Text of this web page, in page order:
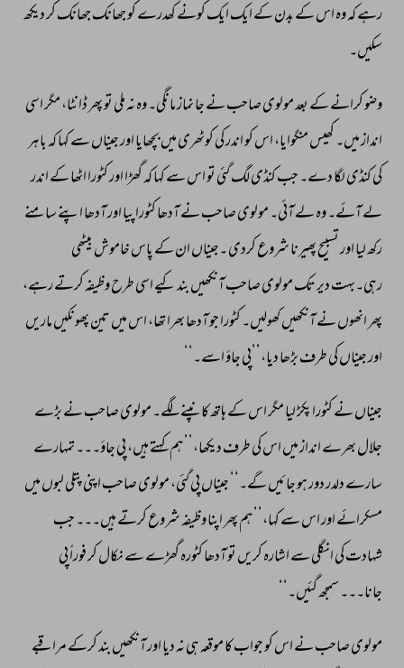
رہے کہ وہ اس کے بدن کے ایک ایک کونے کھدرے کو جھانک جھانک کر دیکھ
سکیں۔
وضو کرانے کے بعد مولوی صاحب نے جا نماز مانگی۔ وہ نہ ملی تو پھر ڈانٹا، مگر اسی
انداز میں۔ کھیس منگوایا، اس کو اندر کی کوٹھری میں بچھایا اور جیناں سے کہا کہ باہر
کی کنڈی لگا دے۔ جب کنڈی لگ گئی تو اس سے کہا کہ گھڑا اور کٹورا اٹھا کے اندر
لے آئے۔ وہ لے آئی۔ مولوی صاحب نے آدھا کٹورا پیا اور آدھا اپنے سامنے
رکھ لیا اور تسبیح پھیرنا شروع کردی ۔جیناں ان کے پاس خاموش بیٹھی
رہی۔بہت دیر تک مولوی صاحب آنکھیں بند کیے اسی طرح وظیفہ کرتے رہے،
پھر انھوں نے آنکھیں کھولیں۔ کٹورا جو آدھا بھرا تھا، اس میں تین پھونکیں ماریں
اور جیناں کی طرف بڑھا دیا،’’پی جاؤ اسے۔‘‘
جیناں نے کٹورا پکڑ لیا مگر اس کے ہاتھ کانپنے لگے۔ مولوی صاحب نے بڑے
جلال بھرے انداز میں اس کی طرف دیکھا،’’ہم کہتے ہیں، پی جاؤ۔۔۔ تمہارے
سارے دلدر دور ہو جائیں گے۔‘‘ جیناں پی گئی، مولوی صاحب اپنی پتلی لبوں میں
مسکرائے اور اس سے کہا،’’ہم پھر اپنا وظیفہ شروع کرتے ہیں۔۔۔ جب
شہادت کی انگلی سے اشارہ کریں تو آدھا کٹورہ گھڑے سے نکال کر فوراً پی
جانا۔۔۔ سمجھ گئیں۔‘‘
مولوی صاحب نے اس کو جواب کا موقعہ ہی نہ دیا اور آنکھیں بند کرکے مراقبے